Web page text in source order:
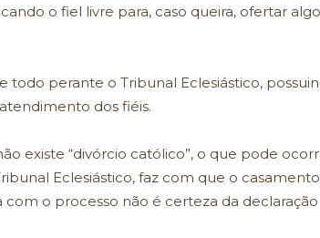
o fiel livre para, caso queira, ofertar
perante o Tribunal Eclesiástico,
dos fiéis.
existe “divórcio católico”, o que pode
Eclesiástico, faz com que o
o processo não é certeza da